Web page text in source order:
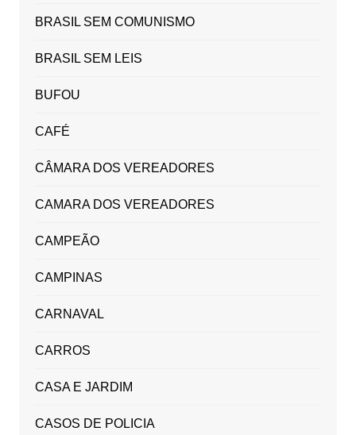
BRASIL SEM COMUNISMO
BRASIL SEM LEIS
BUFOU
CAFÉ
CÂMARA DOS VEREADORES
CAMARA DOS VEREADORES
CAMPEÃO
CAMPINAS
CARNAVAL
CARROS
CASA E JARDIM
CASOS DE POLICIA